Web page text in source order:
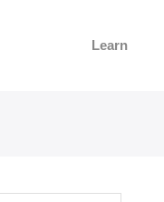
Learn